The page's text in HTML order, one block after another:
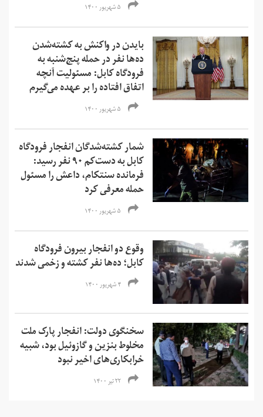
۵ شهریور ۱۴۰۰
بایدن در واکنش به کشته‌شدن
ده‌ها نفر در حمله پنج‌شنبه به
فرودگاه کابل: مسئولیت آنچه
اتفاق افتاده را بر عهده می‌گیرم
۵ شهریور ۱۴۰۰
شمار کشته‌شدگان انفجار فرودگاه
کابل به دست‌کم ۹۰ نفر رسید:
فرمانده سنتکام، داعش را مسئول
حمله معرفی کرد
۵ شهریور ۱۴۰۰
وقوع دو انفجار بیرون فرودگاه
کابل؛ ده‌ها نفر کشته و زخمی‌ شدند
۴ شهریور ۱۴۰۰
سخنگوی دولت: انفجار پارک ملت
مخلوط بنزین و گازوئیل بود، شبیه
خرابکاری‌های اخیر نبود
۲۲ تیر ۱۴۰۰